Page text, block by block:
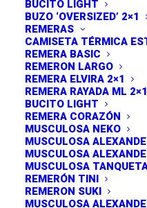
BUCITO LIGHT
BUZO ‘OVERSIZED’ 2×1
REMERAS
CAMISETA TÉRMICA
REMERA BASIC
REMERON LARGO
REMERA ELVIRA 2×1
REMERA RAYADA ML 2×1
BUCITO LIGHT
REMERA CORAZÓN
MUSCULOSA NEKO
MUSCULOSA
MUSCULOSA
MUSCULOSA
REMERÓN TINI
REMERON SUKI
MUSCULOSA
(Hasta 3 cuotas sin
Hasta 6 cuotas sin
tarjetas de crédito
Transferencia bancaria
efectivo (Pickup – SM de
SITIO
Protegemos tus datos
pago y entrega 100%